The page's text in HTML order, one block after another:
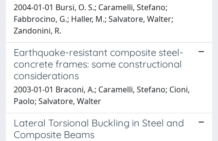
2004-01-01 Bursi, O. S.; Caramelli, Stefano;
Fabbrocino, G.; Haller, M.; Salvatore, Walter;
Zandonini, R.
Earthquake-resistant composite steel-
concrete frames: some constructional
considerations
2003-01-01 Braconi, A.; Caramelli, Stefano; Cioni,
Paolo; Salvatore, Walter
Lateral Torsional Buckling in Steel and
Composite Beams